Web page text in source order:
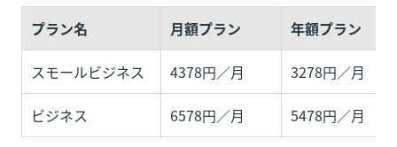
プラン名 月額プラン 年額プラン
スモールビジネス 4378円／月 3278円／月
ビジネス 6578円／月 5478円／月